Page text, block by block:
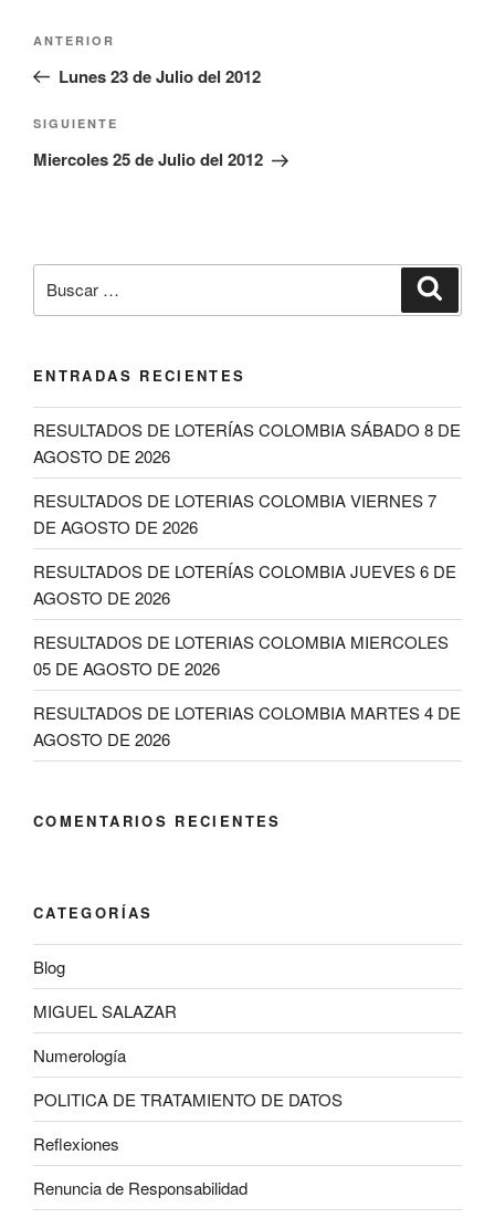
entradas
Entrada
anterior:
ANTERIOR
Lunes 23 de Julio del 2012
Siguiente
entrada
SIGUIENTE
Miercoles 25 de Julio del 2012
por:
ENTRADAS RECIENTES
RESULTADOS DE LOTERÍAS COLOMBIA SÁBADO 8 DE
AGOSTO DE 2026
RESULTADOS DE LOTERIAS COLOMBIA VIERNES 7
DE AGOSTO DE 2026
RESULTADOS DE LOTERÍAS COLOMBIA JUEVES 6 DE
AGOSTO DE 2026
RESULTADOS DE LOTERIAS COLOMBIA MIERCOLES
05 DE AGOSTO DE 2026
RESULTADOS DE LOTERIAS COLOMBIA MARTES 4 DE
AGOSTO DE 2026
COMENTARIOS RECIENTES
CATEGORÍAS
Blog
MIGUEL SALAZAR
Numerología
POLITICA DE TRATAMIENTO DE DATOS
Reflexiones
Renuncia de Responsabilidad